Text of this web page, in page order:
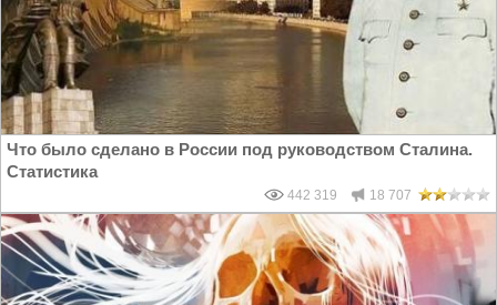
Что было сделано в России под руководством Сталина.
Статистика
442 319 18 707